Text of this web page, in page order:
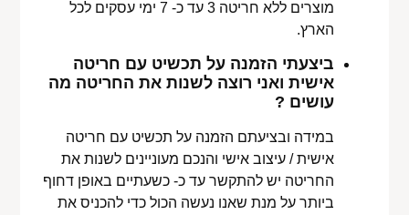
מוצרים ללא חריטה 3 עד כ- 7 ימי עסקים לכל
הארץ.
ביצעתי הזמנה על תכשיט עם חריטה
אישית ואני רוצה לשנות את החריטה מה
עושים ?
במידה ובציעתם הזמנה על תכשיט עם חריטה
אישית / עיצוב אישי והנכם מעוניינים לשנות את
החריטה יש להתקשר עד כ- כשעתיים באופן דחוף
ביותר על מנת שאנו נעשה הכול כדי להכניס את